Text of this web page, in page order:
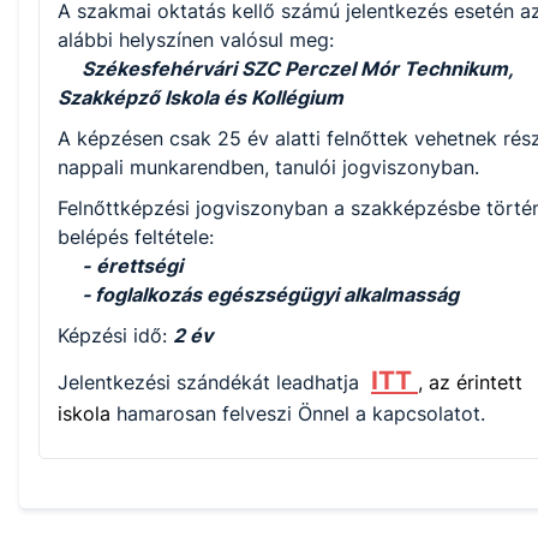
A szakmai oktatás kellő számú jelentkezés esetén
alábbi helyszínen valósul meg:
Székesfehérvári SZC Perczel Mór Technikum,
Szakképző Iskola és Kollégium
A képzésen csak 25 év alatti felnőttek vehetnek
nappali munkarendben, tanulói jogviszonyban.
Felnőttképzési jogviszonyban a szakképzésbe
belépés feltétele:
- érettségi
- foglalkozás egészségügyi alkalmasság
Képzési idő: 2 év
Jelentkezési szándékát leadhatja ITT , az érintett
iskola hamarosan felveszi Önnel a kapcsolatot.